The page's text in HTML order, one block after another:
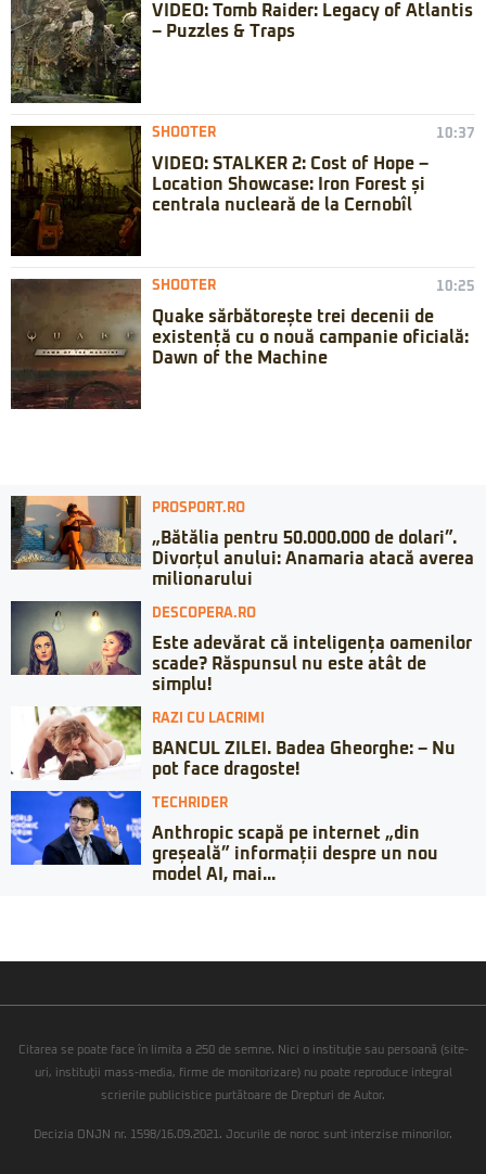
VIDEO: Tomb Raider: Legacy of Atlantis
– Puzzles & Traps
SHOOTER 10:37
VIDEO: STALKER 2: Cost of Hope –
Location Showcase: Iron Forest și
centrala nucleară de la Cernobîl
SHOOTER 10:25
Quake sărbătorește trei decenii de
existență cu o nouă campanie oficială:
Dawn of the Machine
PROSPORT.RO
„Bătălia pentru 50.000.000 de dolari”.
Divorțul anului: Anamaria atacă averea
milionarului
DESCOPERA.RO
Este adevărat că inteligența oamenilor
scade? Răspunsul nu este atât de
simplu!
RAZI CU LACRIMI
BANCUL ZILEI. Badea Gheorghe: – Nu
pot face dragoste!
TECHRIDER
Anthropic scapă pe internet „din
greșeală” informații despre un nou
model AI, mai...
Citarea se poate face în limita a 250 de semne. Nici o instituţie sau persoană (site-
uri, instituţii mass-media, firme de monitorizare) nu poate reproduce integral
scrierile publicistice purtătoare de Drepturi de Autor.
Decizia ONJN nr. 1598/16.09.2021. Jocurile de noroc sunt interzise minorilor.